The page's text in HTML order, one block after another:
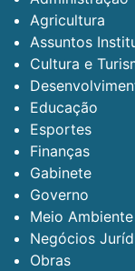
Agricultura
Assuntos
Cultura e
Educação
Esportes
Finanças
Gabinete
Governo
Meio Ambiente
Negócios
Obras